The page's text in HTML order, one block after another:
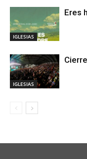
IGLESIAS
Eres
IGLESIAS